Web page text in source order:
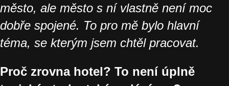
město, ale město s ní vlastně není moc
dobře spojené. To pro mě bylo hlavní
téma, se kterým jsem chtěl pracovat.
Proč zrovna hotel? To není úplně